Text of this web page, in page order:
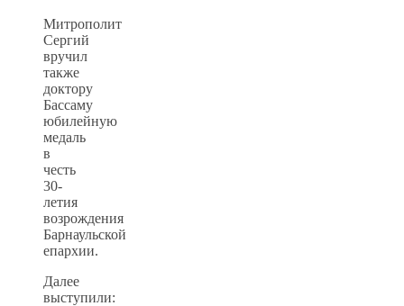
Митрополит
Сергий
вручил
также
доктору
Бассаму
юбилейную
медаль
в
честь
30-
летия
возрождения
Барнаульской
епархии.
Далее
выступили: